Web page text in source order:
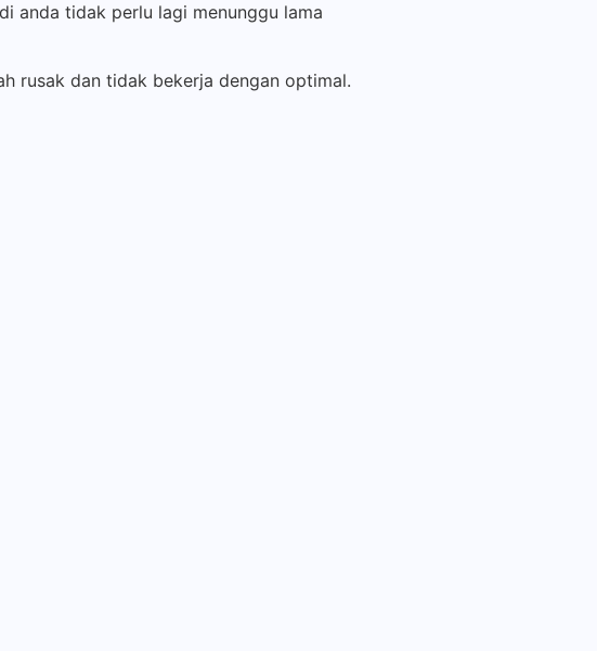
anda tidak perlu lagi menunggu lama
rusak dan tidak bekerja dengan optimal.